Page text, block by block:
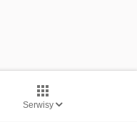
Serwisy